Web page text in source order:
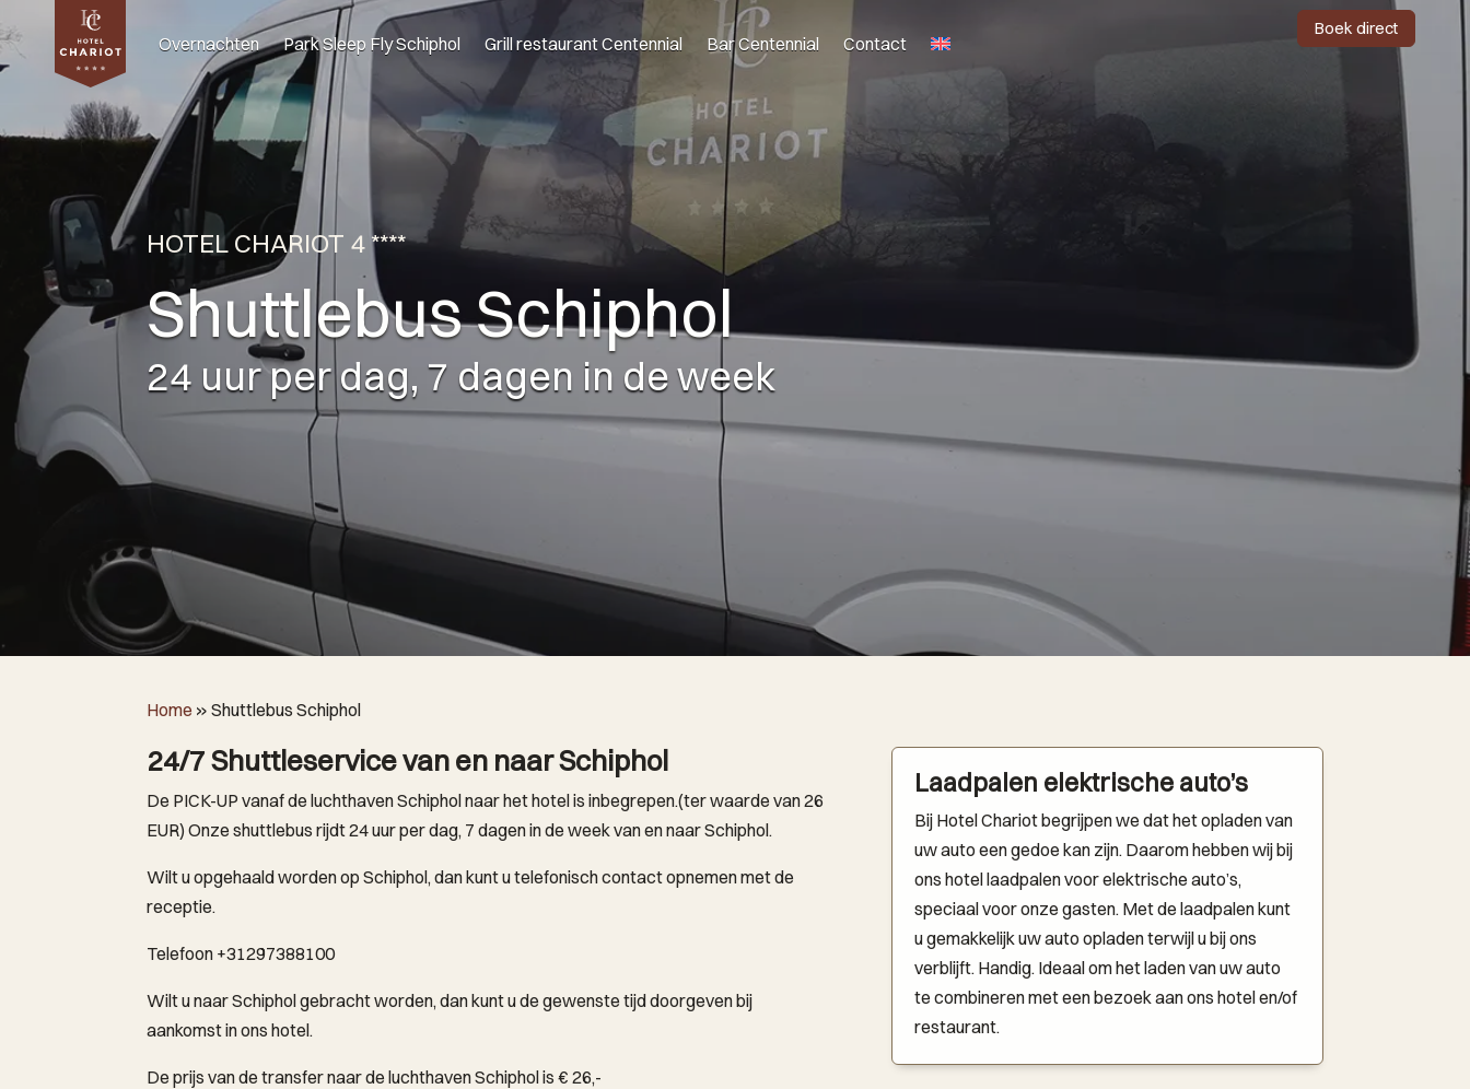
Overnachten Park Sleep Fly Schiphol Grill restaurant Centennial Bar Centennial Contact
Boek direct
HOTEL CHARIOT 4 ****
Shuttlebus Schiphol
24 uur per dag, 7 dagen in de week
Home »Shuttlebus Schiphol
24/7 Shuttleservice van en naar Schiphol
De PICK-UP vanaf de luchthaven Schiphol naar het hotel is inbegrepen.(ter waarde van 26
EUR) Onze shuttlebus rijdt 24 uur per dag, 7 dagen in de week van en naar Schiphol.
Wilt u opgehaald worden op Schiphol, dan kunt u telefonisch contact opnemen met de
receptie.
Telefoon +31297388100
Wilt u naar Schiphol gebracht worden, dan kunt u de gewenste tijd doorgeven bij
aankomst in ons hotel.
De prijs van de transfer naar de luchthaven Schiphol is € 26,-
Laadpalen elektrische auto’s
Bij Hotel Chariot begrijpen we dat het opladen van
uw auto een gedoe kan zijn. Daarom hebben wij bij
ons hotel laadpalen voor elektrische auto’s,
speciaal voor onze gasten. Met de laadpalen kunt
u gemakkelijk uw auto opladen terwijl u bij ons
verblijft. Handig. Ideaal om het laden van uw auto
te combineren met een bezoek aan ons hotel en/of
restaurant.